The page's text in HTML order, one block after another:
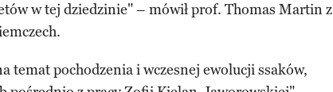
w tej dziedzinie" – mówił prof. Thomas Martin z
temat pochodzenia i wczesnej ewolucji ssaków,